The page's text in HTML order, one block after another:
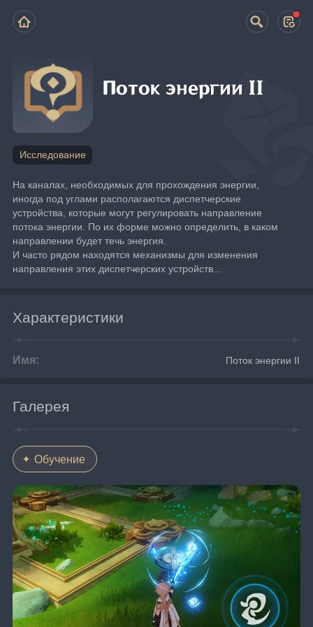
Поток энергии II
Исследование
На каналах, необходимых для прохождения энергии,
иногда под углами располагаются диспетчерские
устройства, которые могут регулировать направление
потока энергии. По их форме можно определить, в каком
направлении будет течь энергия.
И часто рядом находятся механизмы для изменения
направления этих диспетчерских устройств...
Характеристики
Имя: Поток энергии II
Галерея
Обучение